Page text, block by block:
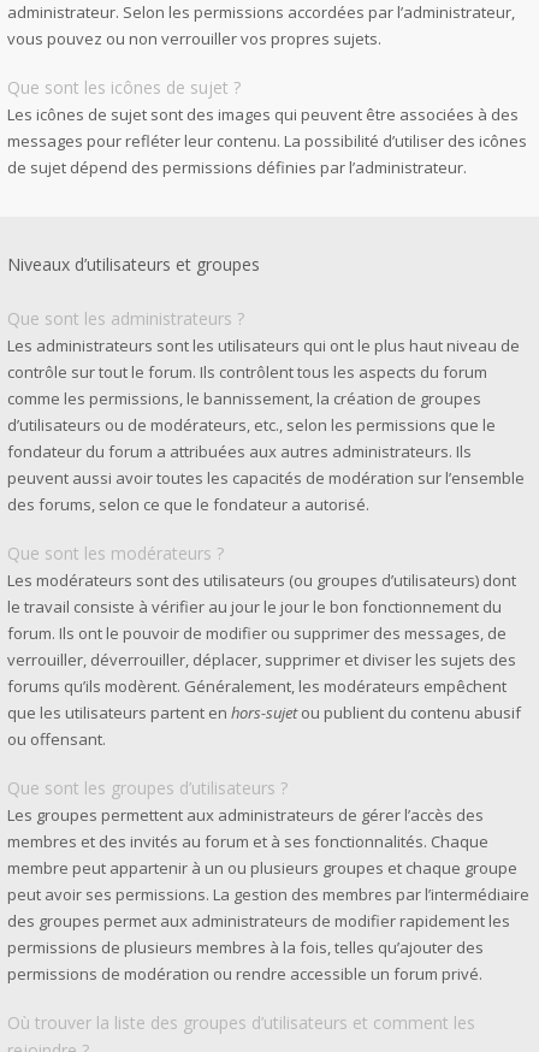
administrateur. Selon les permissions accordées par l’administrateur,
vous pouvez ou non verrouiller vos propres sujets.
Que sont les icônes de sujet ?
Les icônes de sujet sont des images qui peuvent être associées à des
messages pour refléter leur contenu. La possibilité d’utiliser des icônes
de sujet dépend des permissions définies par l’administrateur.
Niveaux d’utilisateurs et groupes
Que sont les administrateurs ?
Les administrateurs sont les utilisateurs qui ont le plus haut niveau de
contrôle sur tout le forum. Ils contrôlent tous les aspects du forum
comme les permissions, le bannissement, la création de groupes
d’utilisateurs ou de modérateurs, etc., selon les permissions que le
fondateur du forum a attribuées aux autres administrateurs. Ils
peuvent aussi avoir toutes les capacités de modération sur l’ensemble
des forums, selon ce que le fondateur a autorisé.
Que sont les modérateurs ?
Les modérateurs sont des utilisateurs (ou groupes d’utilisateurs) dont
le travail consiste à vérifier au jour le jour le bon fonctionnement du
forum. Ils ont le pouvoir de modifier ou supprimer des messages, de
verrouiller, déverrouiller, déplacer, supprimer et diviser les sujets des
forums qu’ils modèrent. Généralement, les modérateurs empêchent
que les utilisateurs partent en hors-sujetou publient du contenu abusif
ou offensant.
Que sont les groupes d’utilisateurs ?
Les groupes permettent aux administrateurs de gérer l’accès des
membres et des invités au forum et à ses fonctionnalités. Chaque
membre peut appartenir à un ou plusieurs groupes et chaque groupe
peut avoir ses permissions. La gestion des membres par l’intermédiaire
des groupes permet aux administrateurs de modifier rapidement les
permissions de plusieurs membres à la fois, telles qu’ajouter des
permissions de modération ou rendre accessible un forum privé.
Où trouver la liste des groupes d’utilisateurs et comment les